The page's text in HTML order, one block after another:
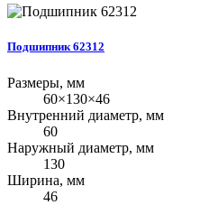
Подшипник 62312
Размеры, мм
60×130×46
Внутренний диаметр, мм
60
Наружный диаметр, мм
130
Ширина, мм
46